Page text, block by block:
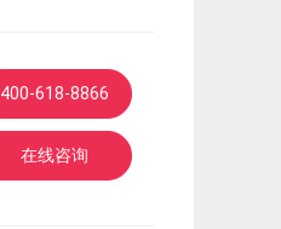
400-618-8866
在线咨询